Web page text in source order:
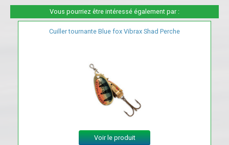
Vous pourriez être intéressé également par :
Cuiller tournante Blue fox Vibrax Shad Perche
Voir le produit